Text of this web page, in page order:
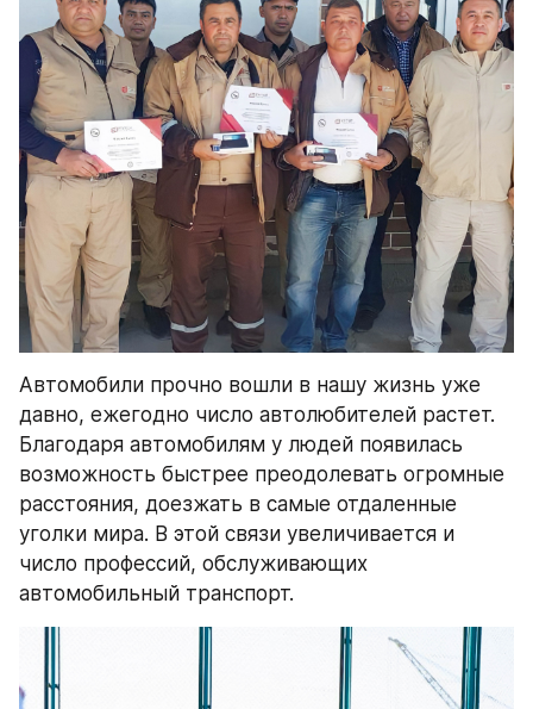
Автомобили прочно вошли в нашу жизнь уже
давно, ежегодно число автолюбителей растет.
Благодаря автомобилям у людей появилась
возможность быстрее преодолевать огромные
расстояния, доезжать в самые отдаленные
уголки мира. В этой связи увеличивается и
число профессий, обслуживающих
автомобильный транспорт.